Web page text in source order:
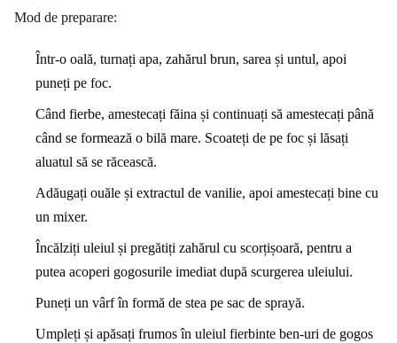
Mod de preparare:
Într-o oală, turnați apa, zahărul brun, sarea și untul, apoi
puneți pe foc.
Când fierbe, amestecați făina și continuați să amestecați până
când se formează o bilă mare. Scoateți de pe foc și lăsați
aluatul să se răcească.
Adăugați ouăle și extractul de vanilie, apoi amestecați bine cu
un mixer.
Încălziți uleiul și pregătiți zahărul cu scorțișoară, pentru a
putea acoperi gogosurile imediat după scurgerea uleiului.
Puneți un vârf în formă de stea pe sac de sprayă.
Umpleți și apăsați frumos în uleiul fierbinte ben-uri de gogos